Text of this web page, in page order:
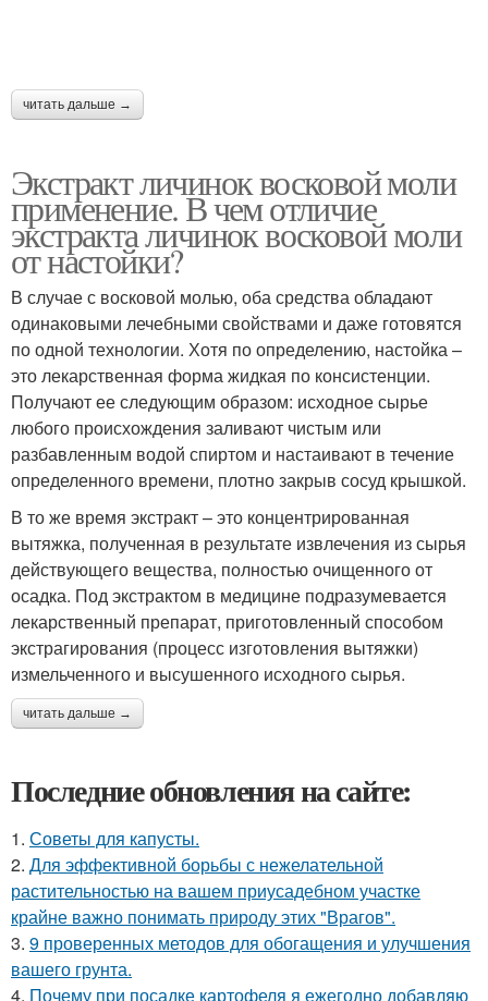
читать дальше →
Экстракт личинок восковой моли
применение. В чем отличие
экстракта личинок восковой моли
от настойки?
В случае с восковой молью, оба средства обладают
одинаковыми лечебными свойствами и даже готовятся
по одной технологии. Хотя по определению, настойка –
это лекарственная форма жидкая по консистенции.
Получают ее следующим образом: исходное сырье
любого происхождения заливают чистым или
разбавленным водой спиртом и настаивают в течение
определенного времени, плотно закрыв сосуд крышкой.
В то же время экстракт – это концентрированная
вытяжка, полученная в результате извлечения из сырья
действующего вещества, полностью очищенного от
осадка. Под экстрактом в медицине подразумевается
лекарственный препарат, приготовленный способом
экстрагирования (процесс изготовления вытяжки)
измельченного и высушенного исходного сырья.
читать дальше →
Последние обновления на сайте:
1. Советы для капусты.
2. Для эффективной борьбы с нежелательной
растительностью на вашем приусадебном участке
крайне важно понимать природу этих "Врагов".
3. 9 проверенных методов для обогащения и улучшения
вашего грунта.
4. Почему при посадке картофеля я ежегодно добавляю